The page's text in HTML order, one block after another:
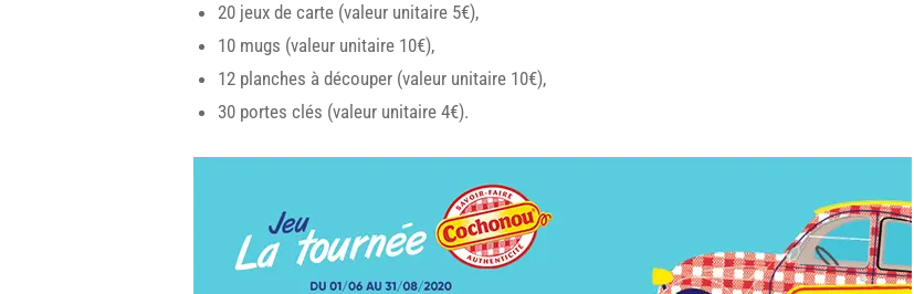
20 jeux de carte (valeur unitaire 5€),
10 mugs (valeur unitaire 10€),
12 planches à découper (valeur unitaire 10€),
30 portes clés (valeur unitaire 4€).